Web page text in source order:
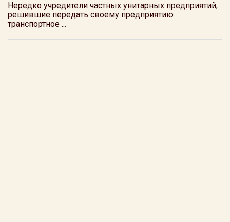
Нередко учредители частных унитарных предприятий,
решившие передать своему предприятию
транспортное ...